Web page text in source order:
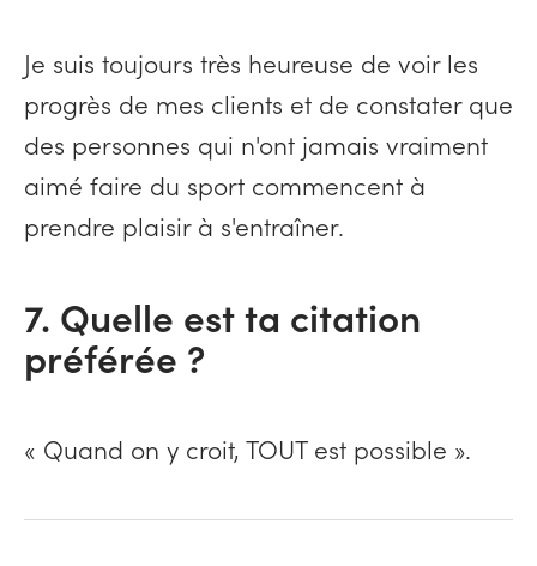
Je suis toujours très heureuse de voir les
progrès de mes clients et de constater que
des personnes qui n'ont jamais vraiment
aimé faire du sport commencent à
prendre plaisir à s'entraîner.
7. Quelle est ta citation
préférée ?
« Quand on y croit, TOUT est possible ».